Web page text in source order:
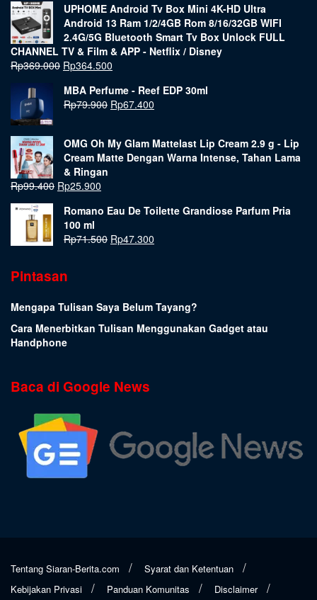
UPHOME Android Tv Box Mini 4K-HD Ultra
Android 13 Ram 1/2/4GB Rom 8/16/32GB WIFI
2.4G/5G Bluetooth Smart Tv Box Unlock FULL
CHANNEL TV & Film & APP - Netflix / Disney
Rp369.000 Rp364.500
MBA Perfume - Reef EDP 30ml
Rp79.900 Rp67.400
OMG Oh My Glam Mattelast Lip Cream 2.9 g - Lip
Cream Matte Dengan Warna Intense, Tahan Lama
& Ringan
Rp99.400 Rp25.900
Romano Eau De Toilette Grandiose Parfum Pria
100 ml
Rp71.500 Rp47.300
Pintasan
Mengapa Tulisan Saya Belum Tayang?
Cara Menerbitkan Tulisan Menggunakan Gadget atau
Handphone
Baca di Google News
Tentang Siaran-Berita.com
Syarat dan Ketentuan
Kebijakan Privasi
Panduan Komunitas Disclaimer